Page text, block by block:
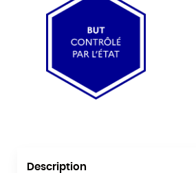
Description